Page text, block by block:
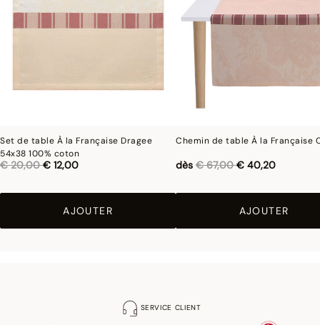
Set de table À la Française Dragee
54x38 100% coton
Réduction de
€ 20,00à
€ 12,00
AJOUTER
Chemin de table À la Française
dès Réduction de
€ 67,00à
€ 40,20
AJOUTER
SERVICE CLIENT